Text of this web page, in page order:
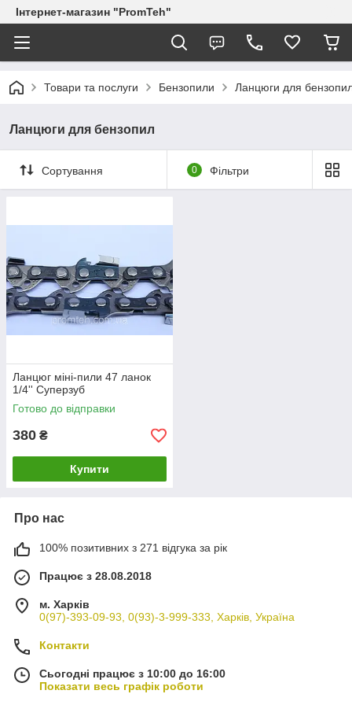
Інтернет-магазин "PromTeh"
Товари та послуги Бензопили Ланцюги для
Ланцюги для бензопил
Сортування 0 Фільтри
Ланцюг міні-пили 47 ланок
1/4'' Суперзуб
Готово до відправки
380 ₴
Купити
Про нас
100% позитивних з 271 відгука за рік
Працює з 28.08.2018
м. Харків
0(97)-393-09-93, 0(93)-3-999-333, Харків, Україна
Контакти
Сьогодні працює з 10:00 до 16:00
Показати весь графік роботи